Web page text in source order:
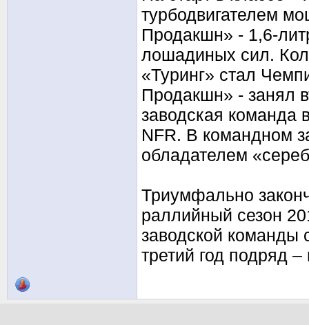
турбодвигателем
Продакшн» - 1,6-
лошадиных сил.
«Туринг» стал
Продакшн» - занял
заводская команда
NFR. В командном
обладателем
Триумфально
раллийный сезон
заводской команды
третий год подряд